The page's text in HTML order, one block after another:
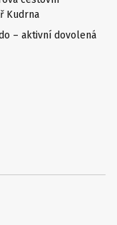
Kudrna
– aktivní dovolená